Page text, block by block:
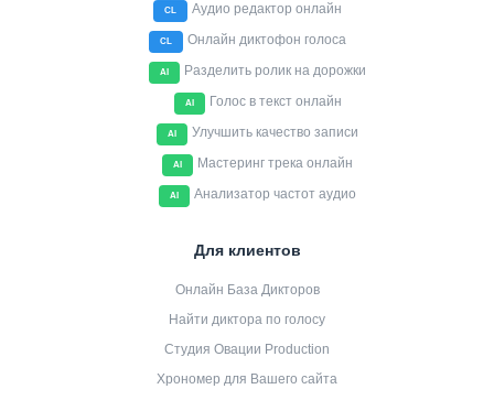
CL Аудио редактор онлайн
CL Онлайн диктофон голоса
AI Разделить ролик на дорожки
AI Голос в текст онлайн
AI Улучшить качество записи
AI Мастеринг трека онлайн
AI Анализатор частот аудио
Для клиентов
Онлайн База Дикторов
Найти диктора по голосу
Студия Овации Production
Хрономер для Вашего сайта